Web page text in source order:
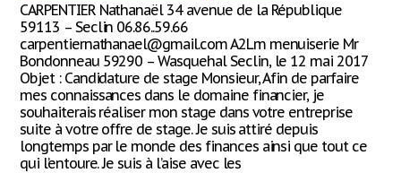
CARPENTIER Nathanaël 34 avenue de la République
59113 – Seclin 06.86..59.66
carpentiernathanael@gmail.com A2Lm menuiserie Mr
Bondonneau 59290 – Wasquehal Seclin, le 12 mai 2017
Objet : Candidature de stage Monsieur, Afin de parfaire
mes connaissances dans le domaine financier, je
souhaiterais réaliser mon stage dans votre entreprise
suite à votre offre de stage. Je suis attiré depuis
longtemps par le monde des finances ainsi que tout ce
qui l’entoure. Je suis à l’aise avec les